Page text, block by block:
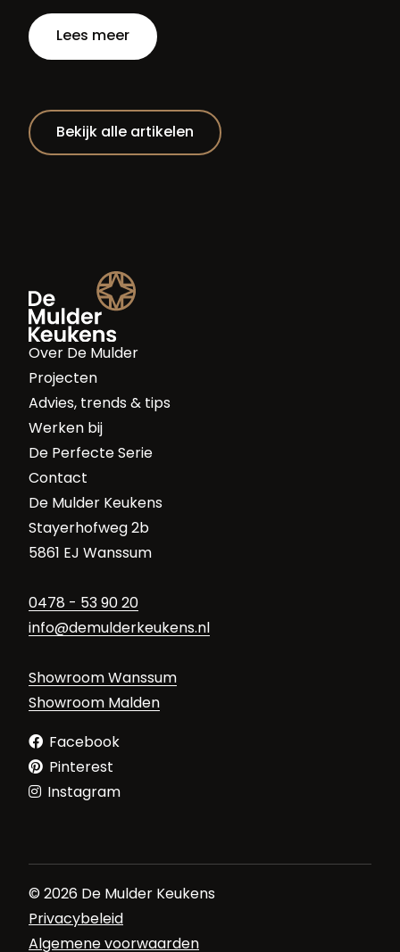
Lees meer
Bekijk alle artikelen
Over De Mulder
Projecten
Advies, trends & tips
Werken bij
De Perfecte Serie
Contact
De Mulder Keukens
Stayerhofweg 2b
5861 EJ Wanssum
0478 - 53 90 20
info@demulderkeukens.nl
Showroom Wanssum
Showroom Malden
Facebook
Pinterest
Instagram
© 2026 De Mulder Keukens
Privacybeleid
Algemene voorwaarden